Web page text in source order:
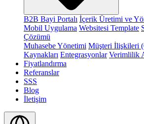
B2B Bayi Portalı İçerik Üretimi ve
Mobil Uygulama Websitesi Template
Çözümü
Muhasebe Yönetimi Müşteri İlişkileri
Kaynakları Entegrasyonlar Verimlilik
Fiyatlandırma
Referanslar
SSS
Blog
İletişim